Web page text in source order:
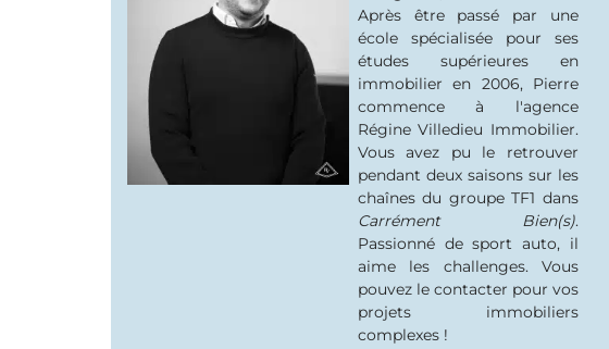
Après être passé par une
école spécialisée pour ses
études supérieures en
immobilier en 2006, Pierre
commence à l'agence
Régine Villedieu Immobilier.
Vous avez pu le retrouver
pendant deux saisons sur les
chaînes du groupe TF1 dans
Carrément Bien(s).
Passionné de sport auto, il
aime les challenges. Vous
pouvez le contacter pour vos
projets immobiliers
complexes !